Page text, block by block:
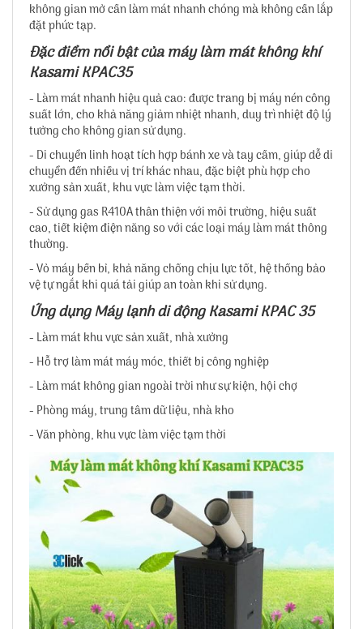
không gian mở cần làm mát nhanh chóng mà không cần lắp
đặt phức tạp.
Đặc điểm nổi bật củamáy làm mát không khí
Kasami KPAC35
- Làm mát nhanh hiệu quả cao: được trang bị máy nén công
suất lớn, cho khả năng giảm nhiệt nhanh, duy trì nhiệt độ lý
tưởng cho không gian sử dụng.
- Di chuyển linh hoạt tích hợp bánh xe và tay cầm, giúp dễ di
chuyển đến nhiều vị trí khác nhau, đặc biệt phù hợp cho
xưởng sản xuất, khu vực làm việc tạm thời.
- Sử dụng gas R410A thân thiện với môi trường, hiệu suất
cao, tiết kiệm điện năng so với các loại máy làm mát thông
thường.
- Vỏ máy bền bỉ, khả năng chống chịu lực tốt, hệ thống bảo
vệ tự ngắt khi quá tải giúp an toàn khi sử dụng.
Ứng dụng Máy lạnh di động Kasami KPAC 35
- Làm mát khu vực sản xuất, nhà xưởng
- Hỗ trợ làm mát máy móc, thiết bị công nghiệp
- Làm mát không gian ngoài trời như sự kiện, hội chợ
- Phòng máy, trung tâm dữ liệu, nhà kho
- Văn phòng, khu vực làm việc tạm thời